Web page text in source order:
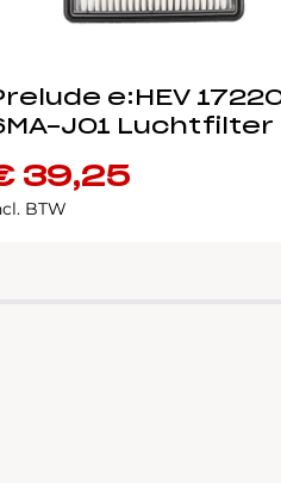
e:HEV
J01 Luchtfilter
39,25
BTW